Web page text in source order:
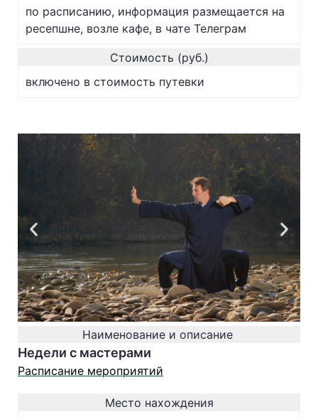
по расписанию, информация размещается на
ресепшне, возле кафе, в чате Телеграм
Стоимость (руб.)
включено в стоимость путевки
Наименование и описание
Недели с мастерами
Расписание мероприятий
Место нахождения